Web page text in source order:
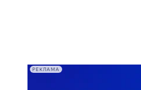
РЕКЛАМА